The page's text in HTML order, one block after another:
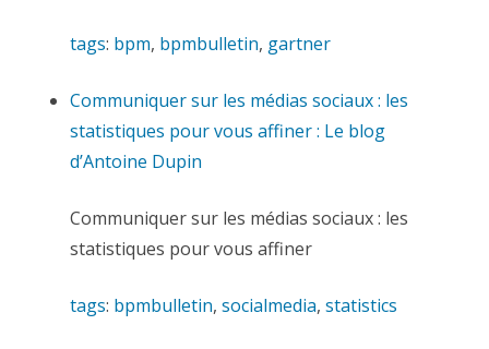
tags: bpm, bpmbulletin, gartner
Communiquer sur les médias sociaux : les
statistiques pour vous affiner : Le blog
d’Antoine Dupin
Communiquer sur les médias sociaux : les
statistiques pour vous affiner
tags: bpmbulletin, socialmedia, statistics